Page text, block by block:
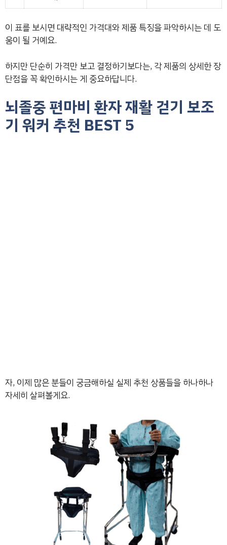
이 표를 보시면 대략적인 가격대와 제품 특징을 파악하시는 데 도
움이 될 거예요.
하지만 단순히 가격만 보고 결정하기보다는, 각 제품의 상세한 장
단점을 꼭 확인하시는 게 중요하답니다.
뇌졸중 편마비 환자 재활 걷기 보조
기 워커 추천 BEST 5
자, 이제 많은 분들이 궁금해하실 실제 추천 상품들을 하나하나
자세히 살펴볼게요.